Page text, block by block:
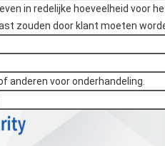
in redelijke hoeveelheid voor
zouden door klant moeten
anderen voor onderhandeling.